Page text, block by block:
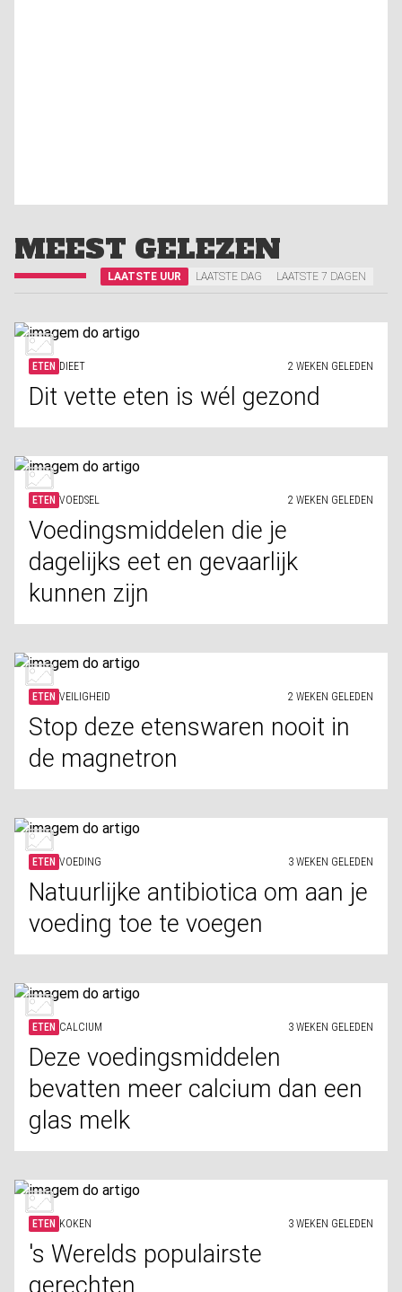
MEEST GELEZEN
LAATSTE UUR LAATSTE DAG LAATSTE 7 DAGEN
ETEN DIEET 2 WEKEN GELEDEN
Dit vette eten is wél gezond
ETEN VOEDSEL 2 WEKEN GELEDEN
Voedingsmiddelen die je
dagelijks eet en gevaarlijk
kunnen zijn
ETEN VEILIGHEID 2 WEKEN GELEDEN
Stop deze etenswaren nooit in
de magnetron
ETEN VOEDING 3 WEKEN GELEDEN
Natuurlijke antibiotica om aan je
voeding toe te voegen
ETEN CALCIUM 3 WEKEN GELEDEN
Deze voedingsmiddelen
bevatten meer calcium dan een
glas melk
ETEN KOKEN 3 WEKEN GELEDEN
's Werelds populairste
gerechten